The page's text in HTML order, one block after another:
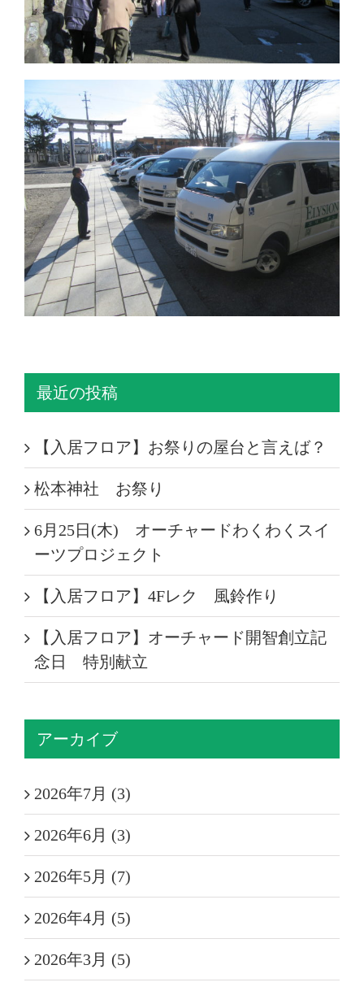
最近の投稿
【入居フロア】お祭りの屋台と言えば？
松本神社 お祭り
6月25日(木) オーチャードわくわくスイ
ーツプロジェクト
【入居フロア】4Fレク 風鈴作り
【入居フロア】オーチャード開智創立記
念日 特別献立
アーカイブ
2026年7月 (3)
2026年6月 (3)
2026年5月 (7)
2026年4月 (5)
2026年3月 (5)